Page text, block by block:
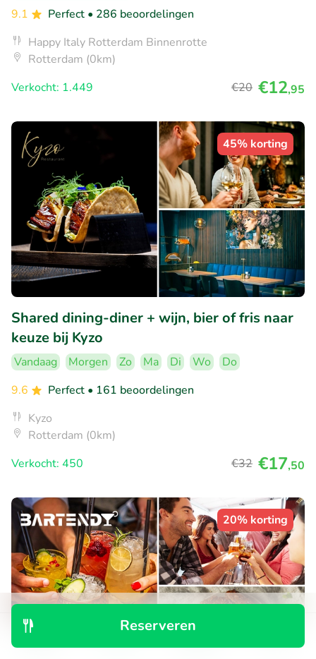
Reserveren
9.1
Perfect • 286 beoordelingen
Happy Italy Rotterdam Binnenrotte
Rotterdam (0km)
Verkocht: 1.449
€20 €12,95
45% korting
Shared dining-diner + wijn, bier of fris naar
keuze bij Kyzo
Vandaag Morgen Zo Ma Di Wo
Do
9.6
Perfect • 161 beoordelingen
Kyzo
Rotterdam (0km)
Verkocht: 450
€32 €17,50
20% korting